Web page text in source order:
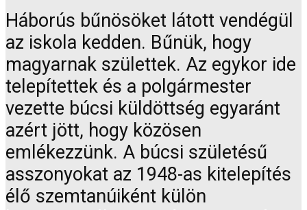
Háborús bűnösöket látott vendégül
az iskola kedden. Bűnük, hogy
magyarnak születtek. Az egykor ide
telepítettek és a polgármester
vezette búcsi küldöttség egyaránt
azért jött, hogy közösen
emlékezzünk. A búcsi születésű
asszonyokat az 1948-as kitelepítés
élő szemtanúiként külön